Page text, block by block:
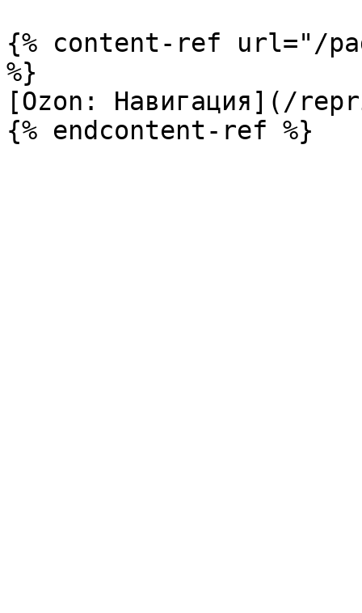
{% content-ref url="/
%}
[Ozon: Навигация](/